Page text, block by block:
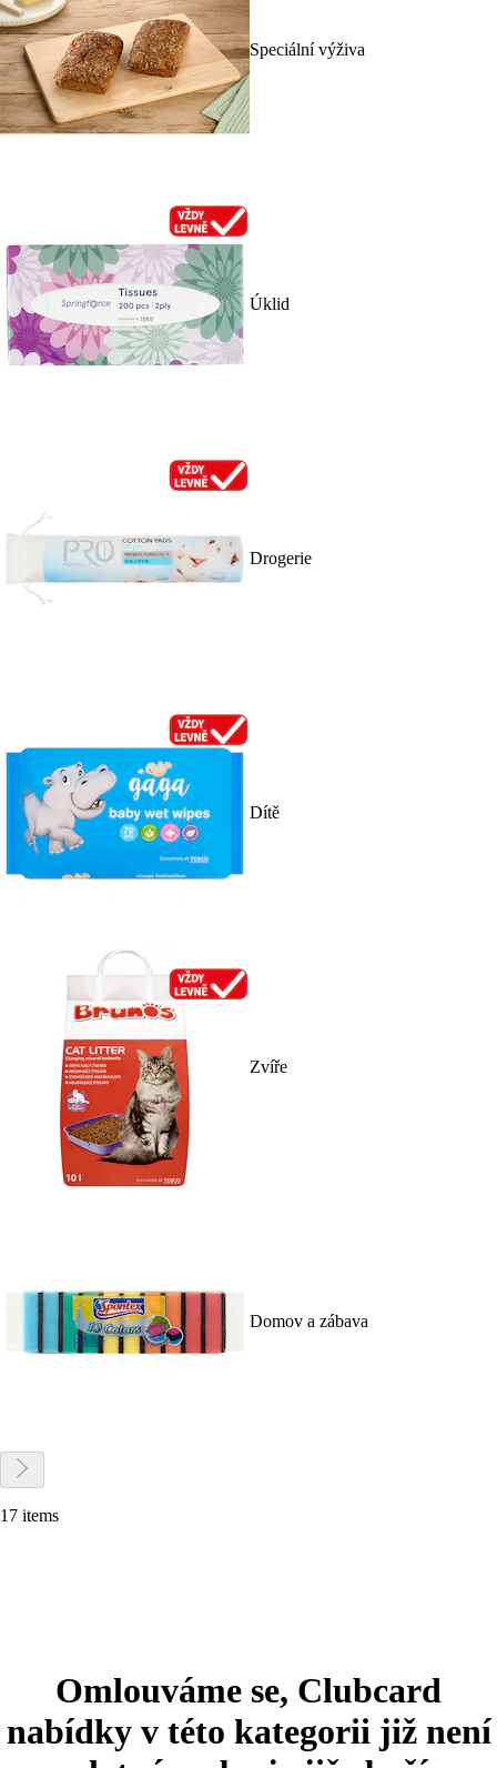
Speciální výživa
Úklid
Drogerie
Dítě
Zvíře
Domov a zábava
17 items
Omlouváme se, Clubcard
nabídky v této kategorii již není